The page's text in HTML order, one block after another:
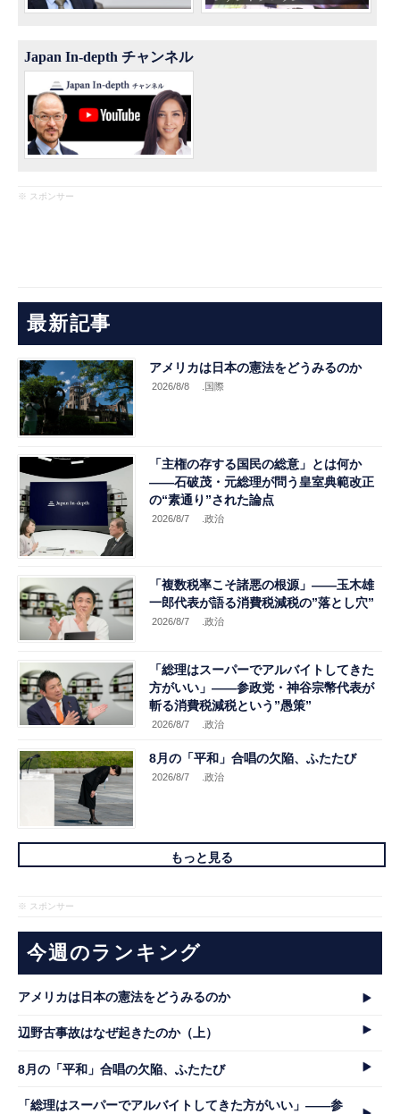
Japan In-depth チャンネル
※ スポンサー
最新記事
アメリカは日本の憲法をどうみるのか
2026/8/8 .国際
「主権の存する国民の総意」とは何か
――石破茂・元総理が問う皇室典範改正
の“素通り”された論点
2026/8/7 .政治
「複数税率こそ諸悪の根源」――玉木雄
一郎代表が語る消費税減税の”落とし穴”
2026/8/7 .政治
「総理はスーパーでアルバイトしてきた
方がいい」――参政党・神谷宗幣代表が
斬る消費税減税という”愚策”
2026/8/7 .政治
8月の「平和」合唱の欠陥、ふたたび
2026/8/7 .政治
もっと見る
※ スポンサー
今週のランキング
アメリカは日本の憲法をどうみるのか
辺野古事故はなぜ起きたのか（上）
8月の「平和」合唱の欠陥、ふたたび
「総理はスーパーでアルバイトしてきた方がいい」――参